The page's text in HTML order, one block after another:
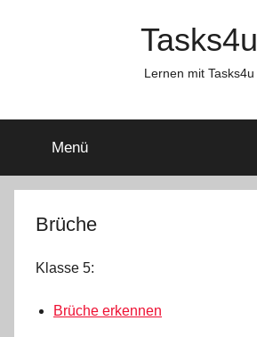
Tasks4u
Lernen mit Tasks4u
Menü
Brüche
Klasse 5:
Brüche erkennen